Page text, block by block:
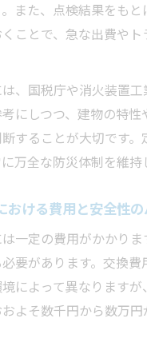
また、点検結果をも
ことで、急な出費や
、国税庁や消火装置
にしつつ、建物の特
することが大切です
万全な防災体制を維持
おける費用と安全性
一定の費用がかかり
要があります。交換
によって異なります
よそ数千円から数万